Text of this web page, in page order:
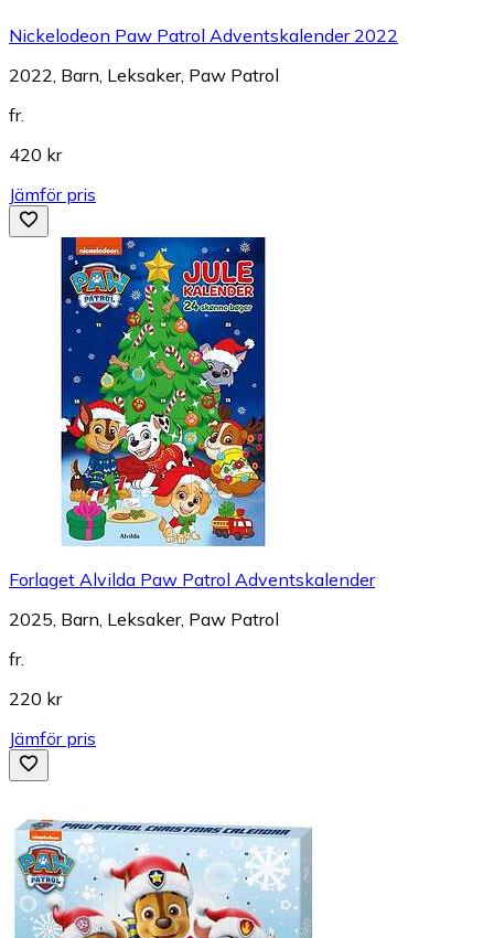
Nickelodeon Paw Patrol Adventskalender 2022
2022, Barn, Leksaker, Paw Patrol
fr.
420 kr
Jämför pris
Forlaget Alvilda Paw Patrol Adventskalender
2025, Barn, Leksaker, Paw Patrol
fr.
220 kr
Jämför pris